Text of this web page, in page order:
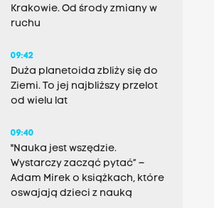
Krakowie. Od środy zmiany w
ruchu
09:42
Duża planetoida zbliży się do
Ziemi. To jej najbliższy przelot
od wielu lat
09:40
"Nauka jest wszędzie.
Wystarczy zacząć pytać” –
Adam Mirek o książkach, które
oswajają dzieci z nauką